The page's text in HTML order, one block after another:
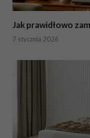
Jak prawidłowo
7 stycznia 2026